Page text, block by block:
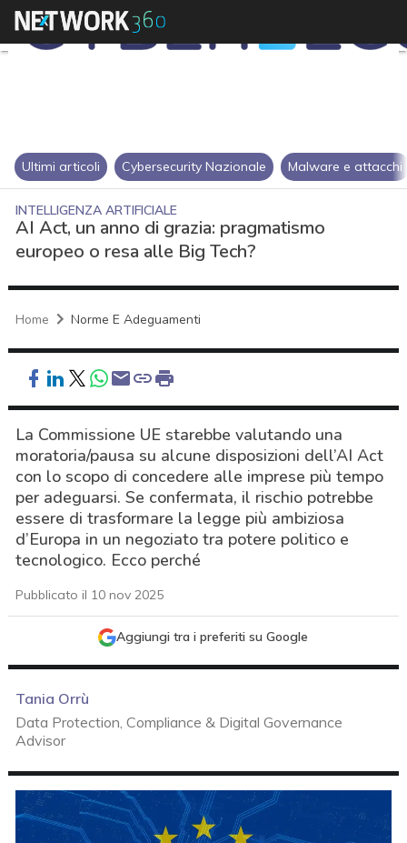
Ultimi articoli Cybersecurity Nazionale Malware e attacchi
INTELLIGENZA ARTIFICIALE
AI Act, un anno di grazia: pragmatismo
europeo o resa alle Big Tech?
Home Norme E Adeguamenti
La Commissione UE starebbe valutando una
moratoria/pausa su alcune disposizioni dell’AI Act
con lo scopo di concedere alle imprese più tempo
per adeguarsi. Se confermata, il rischio potrebbe
essere di trasformare la legge più ambiziosa
d’Europa in un negoziato tra potere politico e
tecnologico. Ecco perché
Pubblicato il 10 nov 2025
Aggiungi tra i preferiti su Google
Tania Orrù
Data Protection, Compliance & Digital Governance
Advisor